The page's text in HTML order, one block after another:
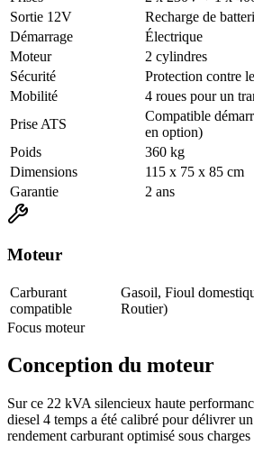
Sortie 12V
Recharge de
Démarrage
Électrique
Moteur
2 cylindres
Sécurité
Protection contre
Mobilité
4 roues pour un
Prise ATS
Compatible
en option)
Poids
360 kg
Dimensions
115 x 75 x 85 cm
Garantie
2 ans
Moteur
Carburant
compatible
Gasoil, Fioul
Routier)
Focus moteur
Conception du moteur
Sur ce 22 kVA silencieux haute
diesel 4 temps a été calibré pour délivrer
rendement carburant optimisé sous charges